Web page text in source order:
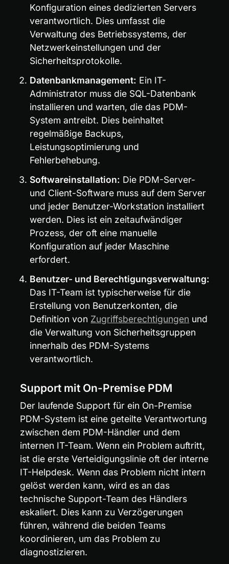
Konfiguration eines dedizierten Servers
verantwortlich. Dies umfasst die
Verwaltung des Betriebssystems, der
Netzwerkeinstellungen und der
Sicherheitsprotokolle.
Datenbankmanagement: Ein IT-
Administrator muss die SQL-Datenbank
installieren und warten, die das PDM-
System antreibt. Dies beinhaltet
regelmäßige Backups,
Leistungsoptimierung und
Fehlerbehebung.
Softwareinstallation: Die PDM-Server-
und Client-Software muss auf dem Server
und jeder Benutzer-Workstation installiert
werden. Dies ist ein zeitaufwändiger
Prozess, der oft eine manuelle
Konfiguration auf jeder Maschine
erfordert.
Benutzer- und Berechtigungsverwaltung:
Das IT-Team ist typischerweise für die
Erstellung von Benutzerkonten, die
Definition von Zugriffsberechtigungen und
die Verwaltung von Sicherheitsgruppen
innerhalb des PDM-Systems
verantwortlich.
Support mit On-Premise PDM
Der laufende Support für ein On-Premise
PDM-System ist eine geteilte Verantwortung
zwischen dem PDM-Händler und dem
internen IT-Team. Wenn ein Problem auftritt,
ist die erste Verteidigungslinie oft der interne
IT-Helpdesk. Wenn das Problem nicht intern
gelöst werden kann, wird es an das
technische Support-Team des Händlers
eskaliert. Dies kann zu Verzögerungen
führen, während die beiden Teams
koordinieren, um das Problem zu
diagnostizieren.